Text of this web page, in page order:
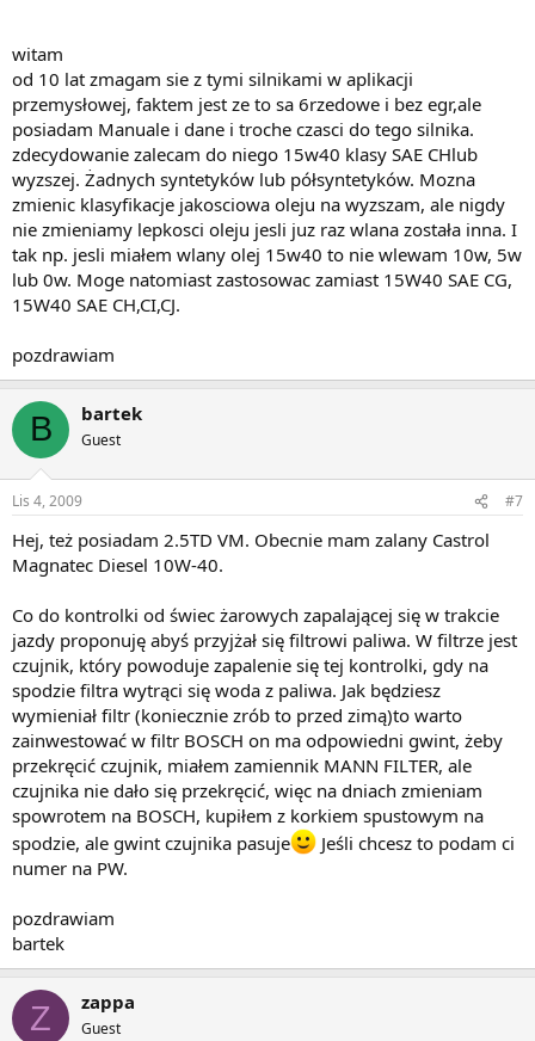
witam
od 10 lat zmagam sie z tymi silnikami w aplikacji
przemysłowej, faktem jest ze to sa 6rzedowe i bez egr,ale
posiadam Manuale i dane i troche czasci do tego silnika.
zdecydowanie zalecam do niego 15w40 klasy SAE CHlub
wyzszej. Żadnych syntetyków lub półsyntetyków. Mozna
zmienic klasyfikacje jakosciowa oleju na wyzszam, ale nigdy
nie zmieniamy lepkosci oleju jesli juz raz wlana została inna. I
tak np. jesli miałem wlany olej 15w40 to nie wlewam 10w, 5w
lub 0w. Moge natomiast zastosowac zamiast 15W40 SAE CG,
15W40 SAE CH,CI,CJ.
pozdrawiam
B bartek
Guest
Lis 4, 2009 #7
Hej, też posiadam 2.5TD VM. Obecnie mam zalany Castrol
Magnatec Diesel 10W-40.
Co do kontrolki od świec żarowych zapalającej się w trakcie
jazdy proponuję abyś przyjżał się filtrowi paliwa. W filtrze jest
czujnik, który powoduje zapalenie się tej kontrolki, gdy na
spodzie filtra wytrąci się woda z paliwa. Jak będziesz
wymieniał filtr (koniecznie zrób to przed zimą)to warto
zainwestować w filtr BOSCH on ma odpowiedni gwint, żeby
przekręcić czujnik, miałem zamiennik MANN FILTER, ale
czujnika nie dało się przekręcić, więc na dniach zmieniam
spowrotem na BOSCH, kupiłem z korkiem spustowym na
spodzie, ale gwint czujnika pasuje
Jeśli chcesz to podam ci
numer na PW.
pozdrawiam
bartek
Z zappa
Guest